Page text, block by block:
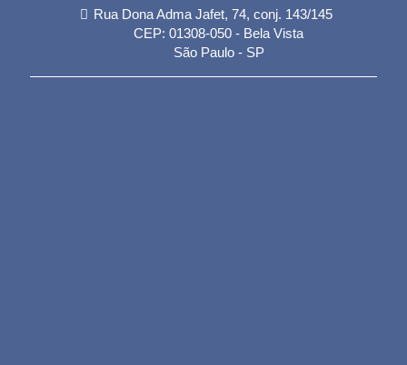
Rua Dona Adma Jafet, 74, conj. 143/145
CEP: 01308-050 - Bela Vista
São Paulo - SP